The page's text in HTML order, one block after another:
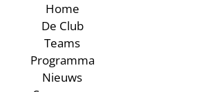
Home
De Club
Teams
Programma
Nieuws